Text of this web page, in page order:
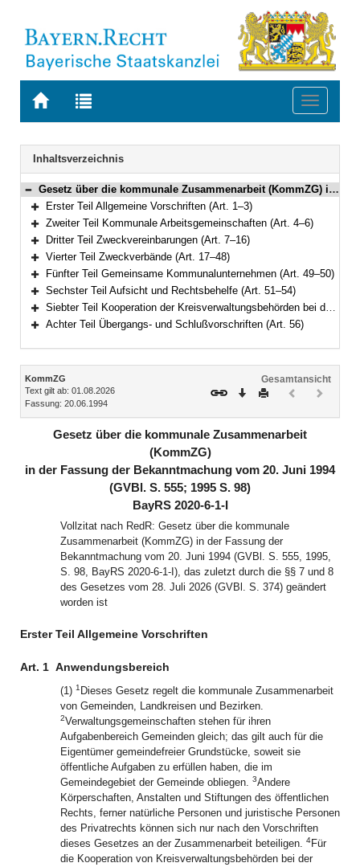
Zur
BAYERN.RECHT
Zur
letzten
Suche
Toggle
Navigation
Inhaltsverzeichnis
Bereich reduzieren
Gesetz über die kommunale Zusammenarbeit (KommZG) in der Fassung der Bekanntmachung vom 20. Juni 1994 (GVBl. S. 555; 1995 S. 98) BayRS 2020-6-1-I (Art. 1–56)
Bereich erweitern
Erster Teil Allgemeine Vorschriften (Art. 1–3)
Bereich erweitern
Zweiter Teil Kommunale Arbeitsgemeinschaften (Art. 4–6)
Bereich erweitern
Dritter Teil Zweckvereinbarungen (Art. 7–16)
Bereich erweitern
Vierter Teil Zweckverbände (Art. 17–48)
Bereich erweitern
Fünfter Teil Gemeinsame Kommunalunternehmen (Art. 49–50)
Bereich erweitern
Sechster Teil Aufsicht und Rechtsbehelfe (Art. 51–54)
Bereich erweitern
Siebter Teil Kooperation der Kreisverwaltungsbehörden bei der Wahrnehmung staatlicher Aufgaben (Art. 55)
Achter Teil Übergangs- und Schlußvorschriften (Art. 56)
Inhalt
KommZG
Text gilt ab: 01.08.2026
Fassung: 20.06.1994
Gesamtansicht
Download
DruckenVorheriges
(inaktiv)(inaktiv)
Gesetz über die kommunale Zusammenarbeit
(KommZG)
in der Fassung der Bekanntmachung vom 20. Juni 1994
(GVBl. S. 555; 1995 S. 98)
BayRS 2020-6-1-I
Vollzitat nach RedR: Gesetz über die kommunale
Zusammenarbeit (KommZG) in der Fassung der
Bekanntmachung vom 20. Juni 1994 (GVBl. S. 555, 1995,
S. 98, BayRS 2020-6-1-I), das zuletzt durch die §§ 7 und 8
des Gesetzes vom 28. Juli 2026 (GVBl. S. 374) geändert
worden ist
Erster Teil Allgemeine Vorschriften
Art. 1 Anwendungsbereich
(1) 1 Dieses Gesetz regelt die kommunale Zusammenarbeit
von Gemeinden, Landkreisen und Bezirken.
2Verwaltungsgemeinschaften stehen für ihren
Aufgabenbereich Gemeinden gleich; das gilt auch für die
Eigentümer gemeindefreier Grundstücke, soweit sie
öffentliche Aufgaben zu erfüllen haben, die im
Gemeindegebiet der Gemeinde obliegen. 3Andere
Körperschaften, Anstalten und Stiftungen des öffentlichen
Rechts, ferner natürliche Personen und juristische Personen
des Privatrechts können sich nur nach den Vorschriften
dieses Gesetzes an der Zusammenarbeit beteiligen. 4Für
die Kooperation von Kreisverwaltungsbehörden bei der